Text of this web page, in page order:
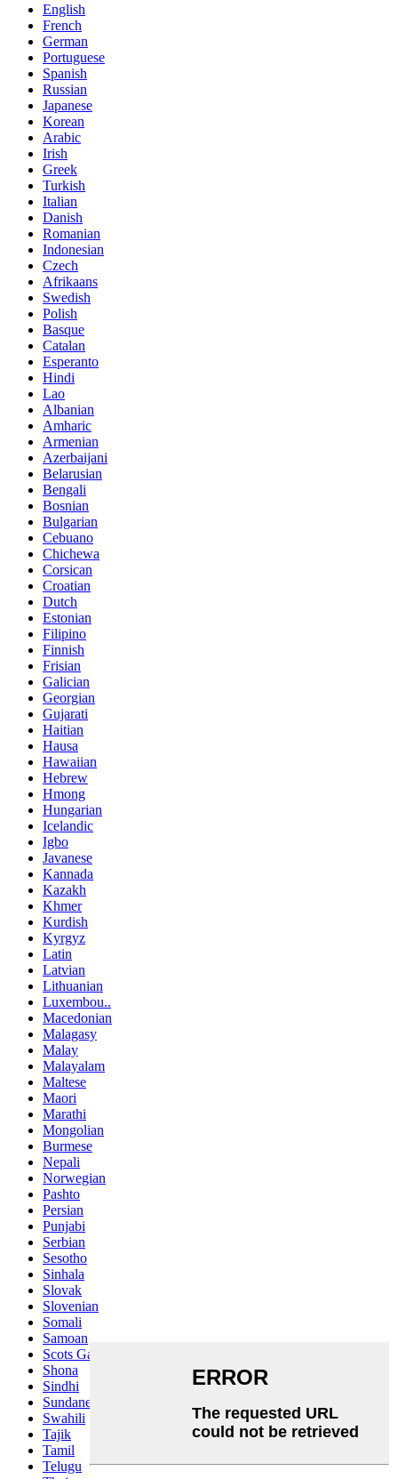
English
French
German
Portuguese
Spanish
Russian
Japanese
Korean
Arabic
Irish
Greek
Turkish
Italian
Danish
Romanian
Indonesian
Czech
Afrikaans
Swedish
Polish
Basque
Catalan
Esperanto
Hindi
Lao
Albanian
Amharic
Armenian
Azerbaijani
Belarusian
Bengali
Bosnian
Bulgarian
Cebuano
Chichewa
Corsican
Croatian
Dutch
Estonian
Filipino
Finnish
Frisian
Galician
Georgian
Gujarati
Haitian
Hausa
Hawaiian
Hebrew
Hmong
Hungarian
Icelandic
Igbo
Javanese
Kannada
Kazakh
Khmer
Kurdish
Kyrgyz
Latin
Latvian
Lithuanian
Luxembou..
Macedonian
Malagasy
Malay
Malayalam
Maltese
Maori
Marathi
Mongolian
Burmese
Nepali
Norwegian
Pashto
Persian
Punjabi
Serbian
Sesotho
Sinhala
Slovak
Slovenian
Somali
Samoan
Scots Gaelic
Shona
Sindhi
Sundanese
Swahili
Tajik
Tamil
Telugu